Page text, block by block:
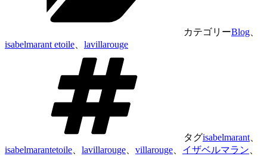
カテゴリーBlog
isabelmarant etoile
lavillarouge
タグisabelmarant
isabelmarantetoile
lavillarouge villarouge イザベルマラン